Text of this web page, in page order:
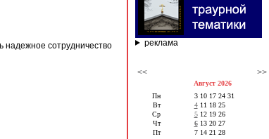
надежное сотрудничество
реклама
<< >>
Август 2026
Пн
Вт
Ср
Чт
Пт
3 10 17 24 31
4 11 18 25
5 12 19 26
6 13 20 27
7 14 21 28